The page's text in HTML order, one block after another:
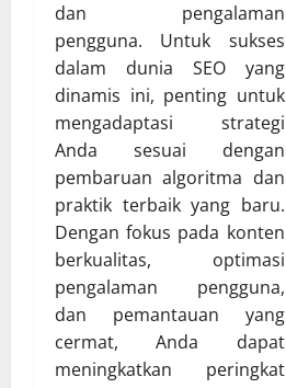
dan pengalaman
pengguna. Untuk sukses
dalam dunia SEO yang
dinamis ini, penting untuk
mengadaptasi strategi
Anda sesuai dengan
pembaruan algoritma dan
praktik terbaik yang baru.
Dengan fokus pada konten
berkualitas, optimasi
pengalaman pengguna,
dan pemantauan yang
cermat, Anda dapat
meningkatkan peringkat